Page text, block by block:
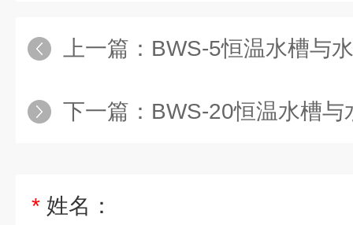
上一篇： BWS-5恒温水槽与
下一篇： BWS-20恒温水槽与水浴锅
* 姓名：